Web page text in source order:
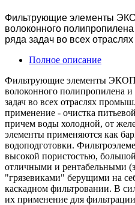
Фильтрующие элементы
волоконного
ряда задач во всех
Полное описание
Фильтрующие элементы
волоконного полипропилена
задач во всех отраслях
применение - очистка
причем воды холодной, от
элементы применяются как
водоподготовки.
высокой пористостью,
отличными и рентабельными
"грязевиками" берущими на
каскадном фильтровании. В
их применение для